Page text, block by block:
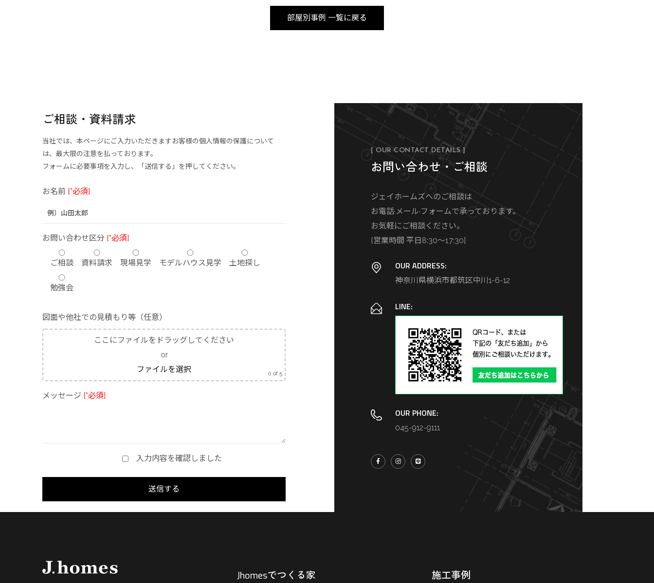
部屋別事例 一覧に戻る
ご相談・資料請求
当社では、本ページにご入力いただきますお客様の個人情報の保護について
は、最大限の注意を払っております。
フォームに必要事項を入力し、「送信する」を押してください。
お名前 [*必須]
お問い合わせ区分 [*必須]
ご相談 資料請求 現場見学 モデルハウス見学 土地探し
勉強会
図面や他社での見積もり等（任意）
ここにファイルをドラッグしてください
or
ファイルを選択
0 of 5
メッセージ [*必須]
入力内容を確認しました
[ OUR CONTACT DETAILS ]
お問い合わせ・ご相談
ジェイホームズへのご相談は
お電話·メール·フォームで承っております。
お気軽にご相談ください。
[営業時間 平日8:30～17:30]
OUR ADDRESS:
神奈川県横浜市都筑区中川1-6-12
LINE:
OUR PHONE:
045-912-9111
Jhomesでつくる家 施工事例